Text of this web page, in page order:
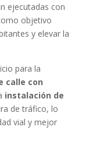
ejecutadas con
objetivo
y elevar la
para la
calle con
instalación de
de tráfico, lo
vial y mejor